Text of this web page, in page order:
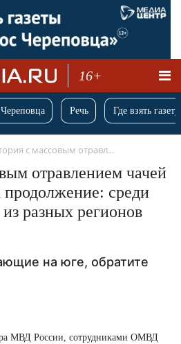
16+
Речь Где взять
с массовым отравл...
отравлением чачей
среди
разных регионов
на юге, обратите
МВД России, сотрудниками ОМВД